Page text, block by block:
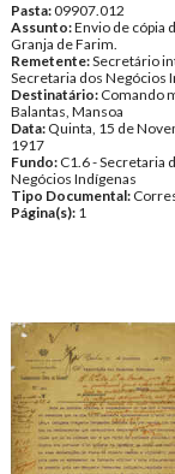
Pasta:09907.012
Assunto:Envio de cópia
Granja de Farim.
Remetente:Secretário
Secretaria dos Negócios
Destinatário: Comando
Balantas, Mansoa
Data: Quinta, 15 de
1917
Fundo: C1.6 - Secretaria
Negócios Indígenas
Tipo Documental:
Página(s): 1